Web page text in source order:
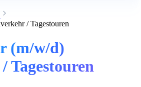
/ Tagestouren
(m/w/d)
Tagestouren